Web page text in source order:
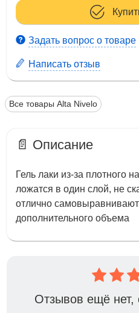
Задать вопрос о товаре
Написать отзыв
Все товары Alta Nivelo
📄 Описание
Гель лаки из-за плотного
ложатся в один слой, не
отлично
дополнительного объема
Отзывов ещё нет,